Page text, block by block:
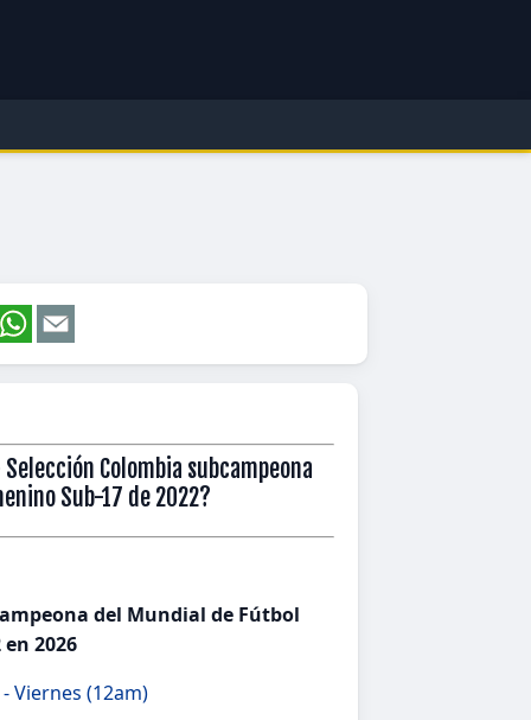
Colombia subcampeona
Sub-17 de 2022?
del Mundial de Fútbol
2026
Viernes (12am)